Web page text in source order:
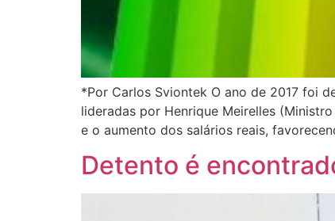
*Por Carlos Sviontek O ano de 2017 foi
lideradas por Henrique Meirelles
e o aumento dos salários reais,
Detento é